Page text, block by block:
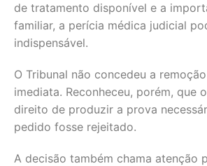
de tratamento disponível e a
familiar, a perícia médica judicial
indispensável.
O Tribunal não concedeu a
imediata. Reconheceu, porém, que
direito de produzir a prova
pedido fosse rejeitado.
A decisão também chama atenção